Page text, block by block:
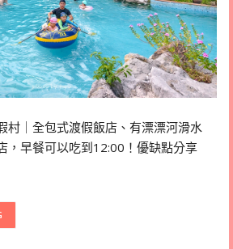
村｜全包式渡假飯店、有漂漂河滑水
，早餐可以吃到12:00！優缺點分享